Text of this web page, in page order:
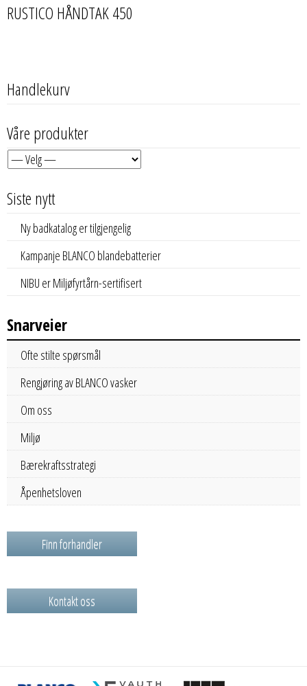
RUSTICO HÅNDTAK 450
Handlekurv
Våre produkter
Siste nytt
Ny badkatalog er tilgjengelig
Kampanje BLANCO blandebatterier
NIBU er Miljøfyrtårn-sertifisert
Snarveier
Ofte stilte spørsmål
Rengjøring av BLANCO vasker
Om oss
Miljø
Bærekraftsstrategi
Åpenhetsloven
Finn forhandler
Kontakt oss